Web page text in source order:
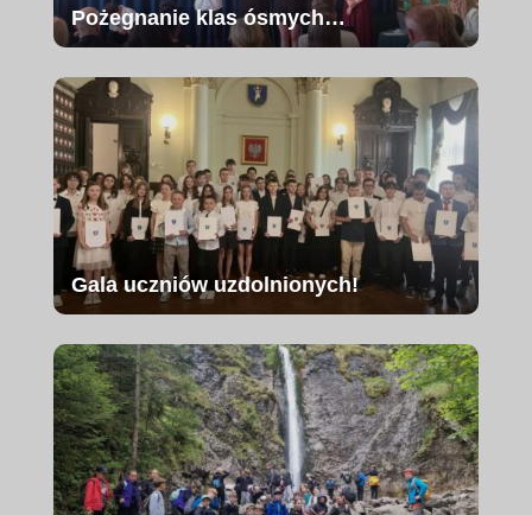
Pożegnanie klas ósmych…
Gala uczniów uzdolnionych!